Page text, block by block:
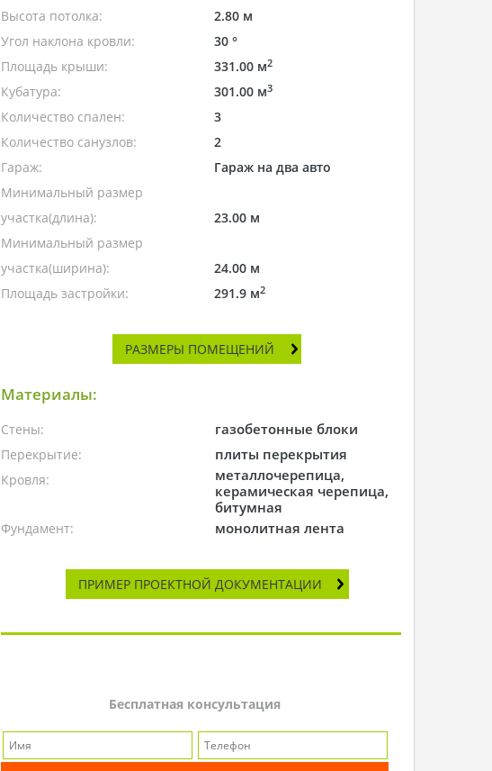
Высота потолка:
2.80 м
Угол наклона кровли:
30 °
Площадь крыши:
331.00 м2
Кубатура: 301.00 м3
Количество спален:
3
Количество санузлов:
2
Гараж:
Гараж на два авто
Минимальный размер
участка(длина):
23.00 м
Минимальный размер
участка(ширина):
24.00 м
Площадь застройки:
291.9 м2
РАЗМЕРЫ ПОМЕЩЕНИЙ
Материалы:
Стены: газобетонные блоки
Перекрытие: плиты перекрытия
Кровля:
металлочерепица,
керамическая черепица,
битумная
Фундамент: монолитная лента
ПРИМЕР ПРОЕКТНОЙ ДОКУМЕНТАЦИИ
Бесплатная консультация